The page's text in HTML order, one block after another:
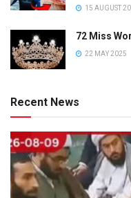
15 AUGUST
72 Miss
22 MAY 2025
Recent News